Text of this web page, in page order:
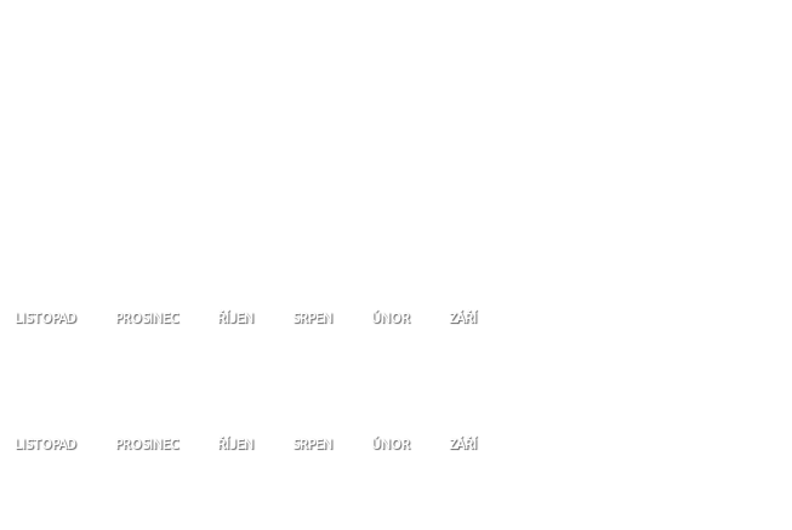
LISTOPAD PROSINEC ŘÍJEN SRPEN ÚNOR ZÁŘÍ
LISTOPAD PROSINEC ŘÍJEN SRPEN ÚNOR ZÁŘÍ